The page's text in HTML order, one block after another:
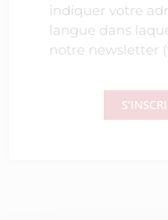
indiquer votre
langue dans
notre newsletter